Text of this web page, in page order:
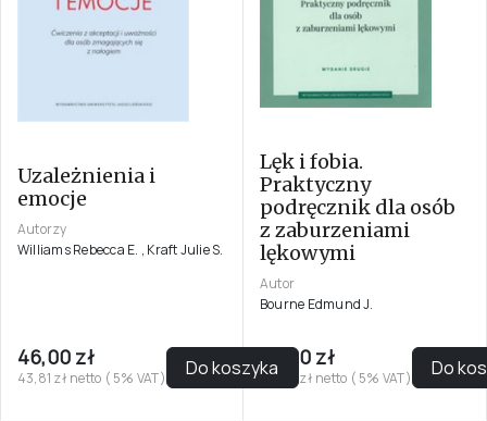
Uzależnienia i
emocje
Autorzy
Williams Rebecca E. , Kraft Julie S.
46,00 zł
43,81 zł netto ( 5% VAT) Do koszyka
Lęk i fobia.
Praktyczny
podręcznik dla osób
z zaburzeniami
lękowymi
Autor
Bourne Edmund J.
89,00 zł
84,76 zł netto ( 5% VAT) Do